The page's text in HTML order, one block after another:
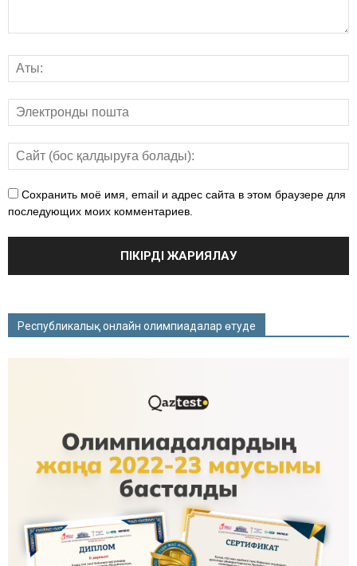
Сохранить моё имя, email и адрес сайта в этом браузере для
последующих моих комментариев.
Республикалық онлайн олимпиадалар өтуде